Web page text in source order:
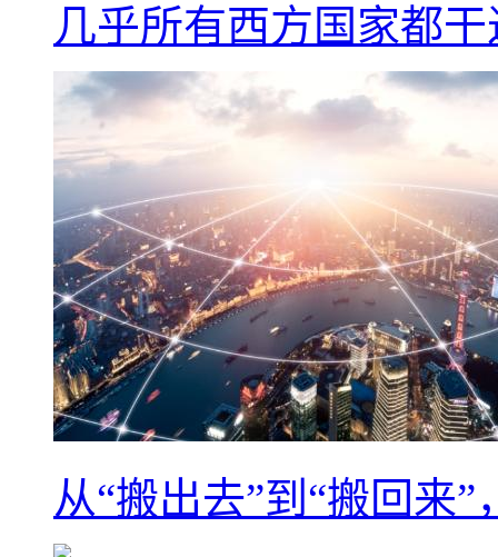
几乎所有西方国家都
从“搬出去”到“搬回来